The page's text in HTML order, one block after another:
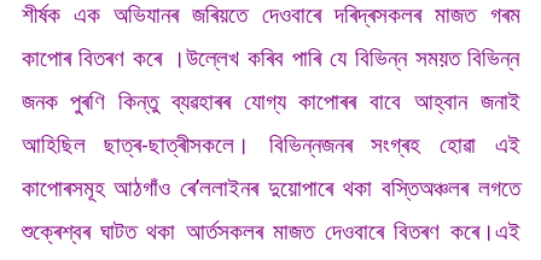
শীৰ্ষক এক অভিযানৰ জৰিয়তে দেওবাৰে দৰিদ্ৰসকলৰ মাজত গৰম
কাপোৰ বিতৰণ কৰে ।উল্লেখ কৰিব পাৰি যে বিভিন্ন সময়ত বিভিন্ন
জনক পুৰণি কিন্তু ব্যৱহাৰৰ যোগ্য কাপোৰৰ বাবে আহ্বান জনাই
আহিছিল ছাত্ৰ-ছাত্ৰীসকলে। বিভিন্নজনৰ সংগ্ৰহ হোৱা এই
কাপোৰসমূহ আঠগাঁও ৰে’ললাইনৰ দুয়োপাৰে থকা বস্তিঅঞ্চলৰ লগতে
শুক্ৰেশ্বৰ ঘাটত থকা আৰ্তসকলৰ মাজত দেওবাৰে বিতৰণ কৰে।এই